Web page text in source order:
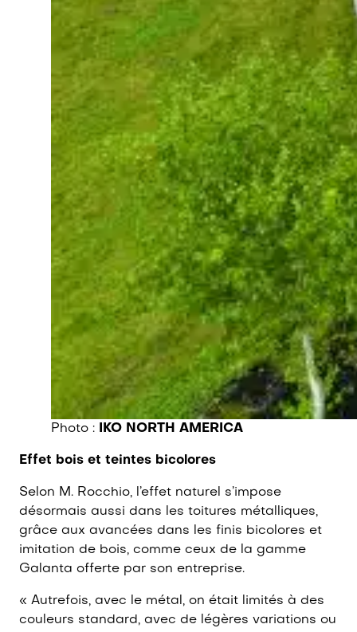
Photo : IKO NORTH AMERICA
Effet bois et teintes bicolores
Selon M. Rocchio, l’effet naturel s’impose
désormais aussi dans les toitures métalliques,
grâce aux avancées dans les finis bicolores et
imitation de bois, comme ceux de la gamme
Galanta offerte par son entreprise.
« Autrefois, avec le métal, on était limités à des
couleurs standard, avec de légères variations ou